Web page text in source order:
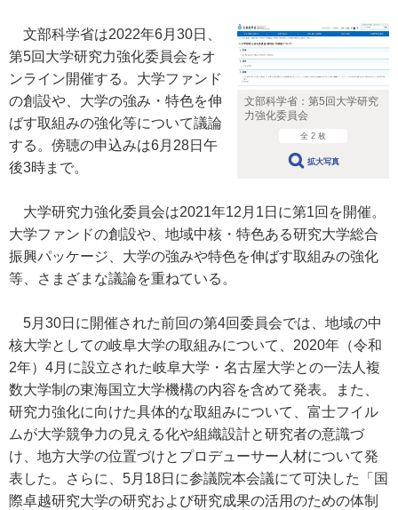
文部科学省：第5回大学研究
力強化委員会
全 2 枚
拡大写真
文部科学省は2022年6月30日、
第5回大学研究力強化委員会をオ
ンライン開催する。大学ファンド
の創設や、大学の強み・特色を伸
ばす取組みの強化等について議論
する。傍聴の申込みは6月28日午
後3時まで。
大学研究力強化委員会は2021年12月1日に第1回を開催。
大学ファンドの創設や、地域中核・特色ある研究大学総合
振興パッケージ、大学の強みや特色を伸ばす取組みの強化
等、さまざまな議論を重ねている。
5月30日に開催された前回の第4回委員会では、地域の中
核大学としての岐阜大学の取組みについて、2020年（令和
2年）4月に設立された岐阜大学・名古屋大学との一法人複
数大学制の東海国立大学機構の内容を含めて発表。また、
研究力強化に向けた具体的な取組みについて、富士フイル
ムが大学競争力の見える化や組織設計と研究者の意識づ
け、地方大学の位置づけとプロデューサー人材について発
表した。さらに、5月18日に参議院本会議にて可決した「国
際卓越研究大学の研究および研究成果の活用のための体制